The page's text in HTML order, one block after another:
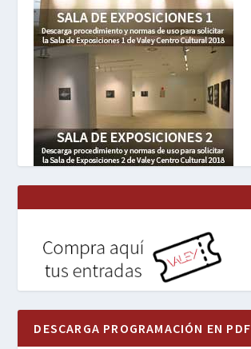
DESCARGA PROGRAMACIÓN EN PDF